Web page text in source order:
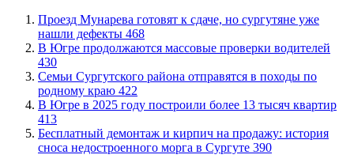
​Проезд Мунарева готовят к сдаче, но сургутяне уже
нашли дефекты 468
​В Югре продолжаются массовые проверки водителей
430
​Семьи Сургутского района отправятся в походы по
родному краю 422
​В Югре в 2025 году построили более 13 тысяч квартир
413
​Бесплатный демонтаж и кирпич на продажу: история
сноса недостроенного морга в Сургуте 390